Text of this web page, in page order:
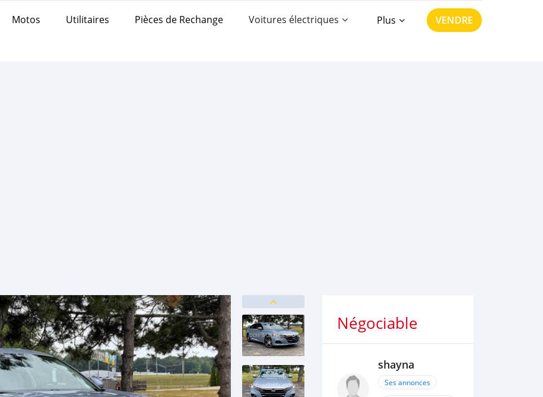
Motos Utilitaires Pièces de Rechange Voitures électriques Plus VENDRE
Négociable
shayna
Ses annonces